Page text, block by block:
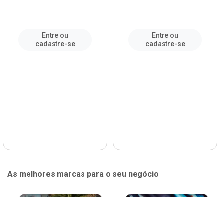
Entre ou
cadastre-se
Entre ou
cadastre-se
As melhores marcas para o seu negócio